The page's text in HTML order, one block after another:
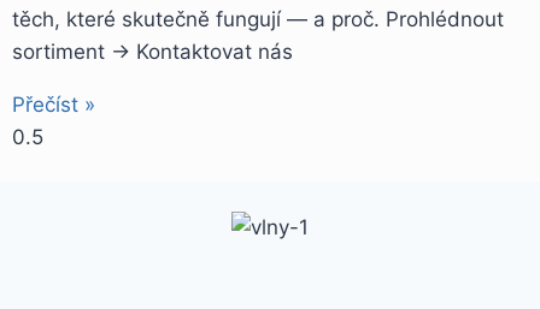
těch, které skutečně fungují — a proč. Prohlédnout
sortiment → Kontaktovat nás
Přečíst »